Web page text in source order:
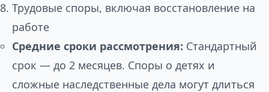
Трудовые споры, включая восстановление на
работе
Средние сроки рассмотрения: Стандартный
срок — до 2 месяцев. Споры о детях и
сложные наследственные дела могут длиться